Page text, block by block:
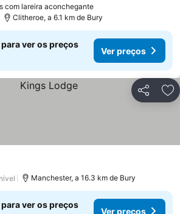
com lareira aconchegante
Clitheroe, a 6.1 km de Bury
ver os preços
Ver preços
Partilhar
Manchester, a 16.3 km de Bury
ver os preços
Ver preços